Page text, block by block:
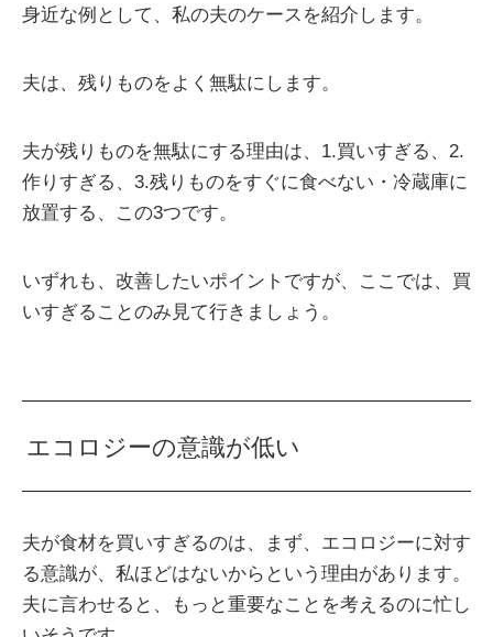
身近な例として、私の夫のケースを紹介します。
夫は、残りものをよく無駄にします。
夫が残りものを無駄にする理由は、1.買いすぎる、2.
作りすぎる、3.残りものをすぐに食べない・冷蔵庫に
放置する、この3つです。
いずれも、改善したいポイントですが、ここでは、買
いすぎることのみ見て行きましょう。
エコロジーの意識が低い
夫が食材を買いすぎるのは、まず、エコロジーに対す
る意識が、私ほどはないからという理由があります。
夫に言わせると、もっと重要なことを考えるのに忙し